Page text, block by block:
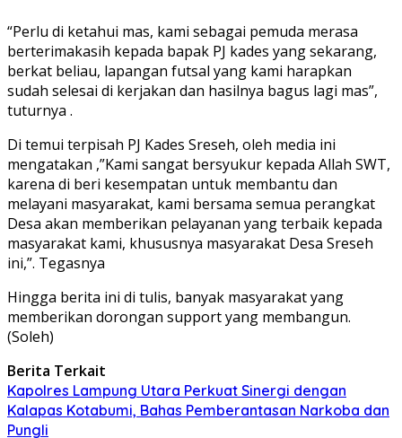
“Perlu di ketahui mas, kami sebagai pemuda merasa
berterimakasih kepada bapak PJ kades yang sekarang,
berkat beliau, lapangan futsal yang kami harapkan
sudah selesai di kerjakan dan hasilnya bagus lagi mas”,
tuturnya .
Di temui terpisah PJ Kades Sreseh, oleh media ini
mengatakan ,”Kami sangat bersyukur kepada Allah SWT,
karena di beri kesempatan untuk membantu dan
melayani masyarakat, kami bersama semua perangkat
Desa akan memberikan pelayanan yang terbaik kepada
masyarakat kami, khususnya masyarakat Desa Sreseh
ini,”. Tegasnya
Hingga berita ini di tulis, banyak masyarakat yang
memberikan dorongan support yang membangun.
(Soleh)
Berita Terkait
Kapolres Lampung Utara Perkuat Sinergi dengan
Kalapas Kotabumi, Bahas Pemberantasan Narkoba dan
Pungli